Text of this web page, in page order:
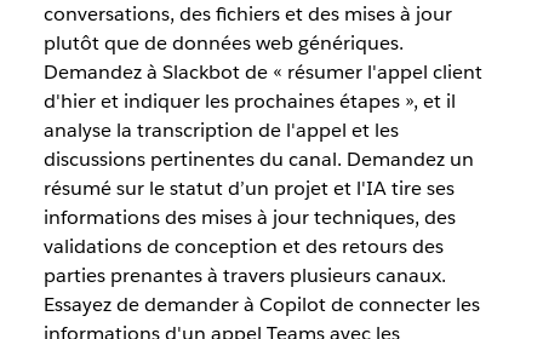
conversations, des fichiers et des mises à jour
plutôt que de données web génériques.
Demandez à Slackbot de « résumer l'appel client
d'hier et indiquer les prochaines étapes », et il
analyse la transcription de l'appel et les
discussions pertinentes du canal. Demandez un
résumé sur le statut d’un projet et l'IA tire ses
informations des mises à jour techniques, des
validations de conception et des retours des
parties prenantes à travers plusieurs canaux.
Essayez de demander à Copilot de connecter les
informations d'un appel Teams avec les